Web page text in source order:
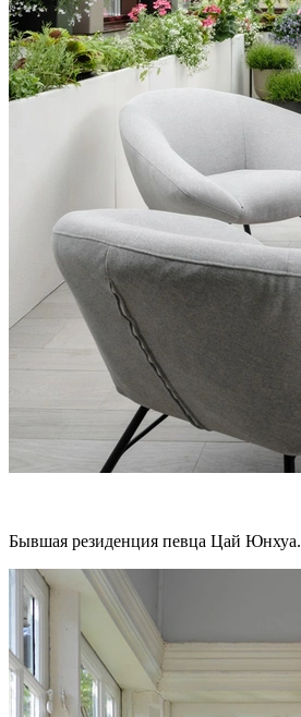
Бывшая резиденция певца Цай Юнхуа.